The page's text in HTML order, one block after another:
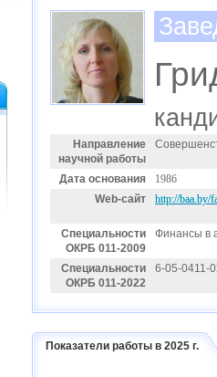
Направление
научной работы
Дата основания
1986
Web-сайт
http://baa.by/
Специальности
ОКРБ 011-2009
Финансы в
Специальности
ОКРБ 011-2022
6-05-0411-
Показатели работы в 2025 г.